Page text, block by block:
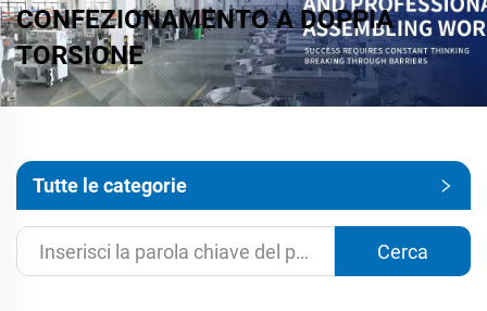
CONFEZIONAMENTO A DOPPIA
TORSIONE
Tutte le categorie
Cerca